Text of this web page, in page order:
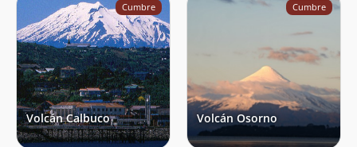
Cumbre
Volcán Calbuco
Cumbre
Volcán Osorno